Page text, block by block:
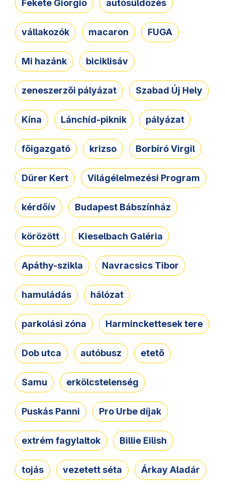
Fekete Giorgio autósüldözés
vállakozók macaron FUGA
Mi hazánk biciklisáv
zeneszerzői pályázat Szabad Új Hely
Kína Lánchíd-piknik pályázat
főigazgató krizso Borbíró Virgil
Dürer Kert Világélelmezési Program
kérdőív Budapest Bábszínház
körözött Kieselbach Galéria
Apáthy-szikla Navracsics Tibor
hamuládás hálózat
parkolási zóna Harminckettesek tere
Dob utca autóbusz etető
Samu erkölcstelenség
Puskás Panni Pro Urbe díjak
extrém fagylaltok Billie Eilish
tojás vezetett séta Árkay Aladár